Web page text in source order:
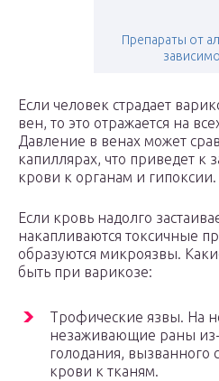
Препараты от
Если человек страдает
вен, то это отражается на
Давление в венах может
капиллярах, что приведет к
крови к органам и гипоксии.
Если кровь надолго
накапливаются токсичные
образуются микроязвы.
быть при варикозе:
Трофические язвы. На
незаживающие раны
голодания, вызванного
крови к тканям.